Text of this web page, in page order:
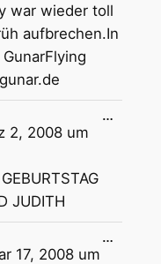
war wieder toll
aufbrechen.In
2, 2008 um
JUDITH
…
17, 2008 um
…